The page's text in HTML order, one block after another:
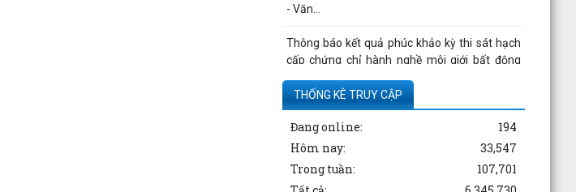
- Văn...
Thông báo kết quả phúc khảo kỳ thi sát hạch
cấp chứng chỉ hành nghề môi giới bất động
Giám đốc Sở Xây dựng trả lời chất vấn về giá
vật liệu xây dựng và sử dụng vỉa hè
THỐNG KÊ TRUY CẬP
Đang online:
194
Hôm nay:
33,547
Trong tuần:
107,701